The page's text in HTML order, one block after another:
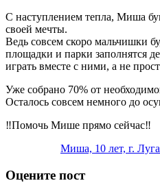
С наступлением тепла, Миша
своей мечты.
Ведь совсем скоро мальчишки
площадки и парки заполнятся
играть вместе с ними, а не
Уже собрано 70% от
Осталось совсем немного до
‼️Помочь Мише прямо сейчас‼️
Миша, 10 лет, г.
Оцените пост